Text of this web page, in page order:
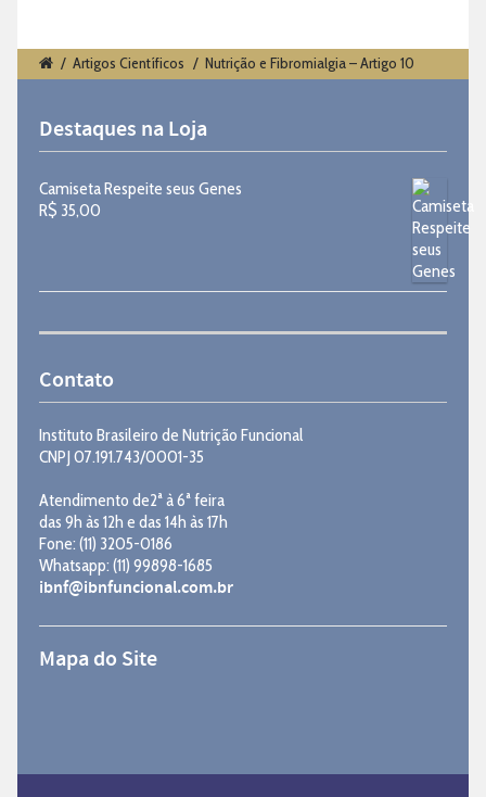
/ Artigos Científicos / Nutrição e Fibromialgia – Artigo 10
Destaques na Loja
Camiseta Respeite seus Genes
R$ 35,00
Contato
Instituto Brasileiro de Nutrição Funcional
CNPJ 07.191.743/0001-35
Atendimento de2ª à 6ª feira
das 9h às 12h e das 14h às 17h
Fone: (11) 3205-0186
Whatsapp: (11) 99898-1685
ibnf@ibnfuncional.com.br
Mapa do Site